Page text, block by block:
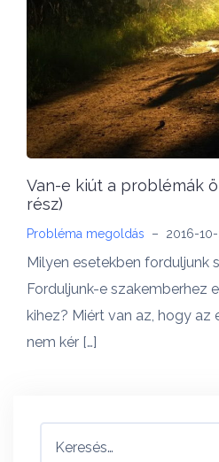
Van-e kiút a problémák
rész)
Probléma megoldás – 2016-
Milyen esetekben forduljunk
Forduljunk-e szakemberhez
kihez? Miért van az, hogy az
nem kér […]